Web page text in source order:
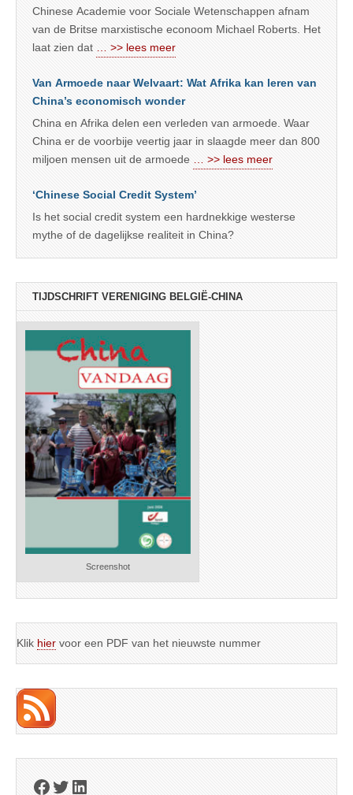
Chinese Academie voor Sociale Wetenschappen afnam
van de Britse marxistische econoom Michael Roberts. Het
laat zien dat
… >> lees meer
Van Armoede naar Welvaart: Wat Afrika kan leren van
China’s economisch wonder
China en Afrika delen een verleden van armoede. Waar
China er de voorbije veertig jaar in slaagde meer dan 800
miljoen mensen uit de armoede
… >> lees meer
‘Chinese Social Credit System’
Is het social credit system een hardnekkige westerse
mythe of de dagelijkse realiteit in China?
TIJDSCHRIFT VERENIGING BELGIË-CHINA
Screenshot
Klik hier voor een PDF van het nieuwste nummer
Facebook
Twitter
LinkedIn